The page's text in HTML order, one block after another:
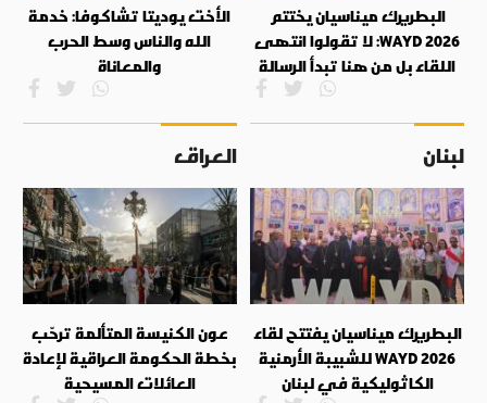
البطريرك ميناسيان يختتم
WAYD 2026: لا تقولوا انتهى
اللقاء بل من هنا تبدأ الرسالة
الأخت يوديتا تشاكوفا: خدمة
الله والناس وسط الحرب
والمعاناة
لبنان
البطريرك ميناسيان يفتتح لقاء
WAYD 2026 للشبيبة الأرمنية
الكاثوليكية في لبنان
العراق
عون الكنيسة المتألمة ترحّب
بخطة الحكومة العراقية لإعادة
العائلات المسيحية